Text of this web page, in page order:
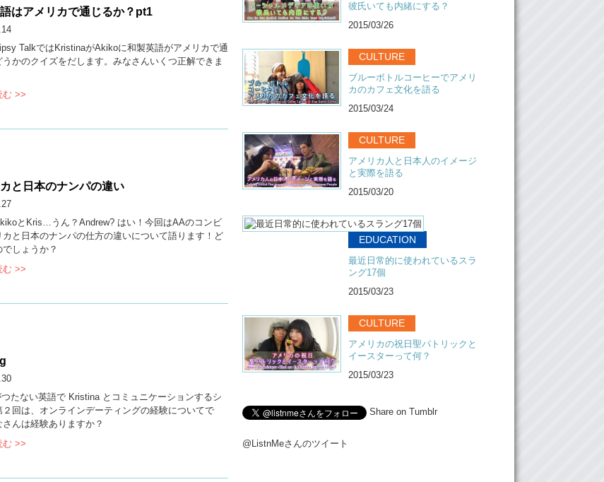
はアメリカで通じるか？pt1
TalkではKristinaがAkikoに和製英語がアメリカで通
うかのクイズをだします。みなさんいくつ正解できま
む >>
と日本のナンパの違い
とKris…うん？Andrew? はい！今回はAAのコンビ
カと日本のナンパの仕方の違いについて語ります！ど
でしょうか？
む >>
たない英語で Kristina とコミュニケーションするシ
２回は、オンラインデーティングの経験についてで
んは経験ありますか？
む >>
彼氏いても内緒にする？
2015/03/26
CULTURE
ブルーボトルコーヒーでアメリ
カのカフェ文化を語る
2015/03/24
CULTURE
アメリカ人と日本人のイメージ
と実際を語る
2015/03/20
EDUCATION
最近日常的に使われているスラ
ング17個
2015/03/23
CULTURE
アメリカの祝日聖パトリックと
イースターって何？
2015/03/23
Share on Tumblr
@ListnMeさんのツイート